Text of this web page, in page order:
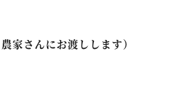
家さんにお渡しします）